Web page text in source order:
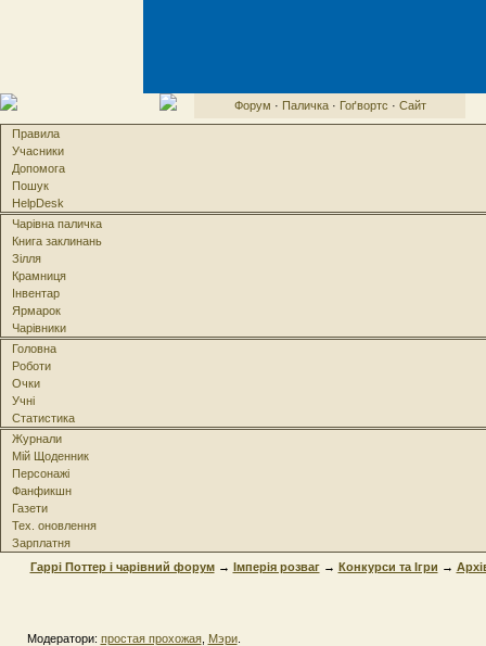
Форум · Паличка· Гоґвортс · Сайт
Правила
Учасники
Допомога
Пошук
HelpDesk
Чарівна паличка
Книга заклинань
Зілля
Крамниця
Інвентар
Ярмарок
Чарівники
Головна
Роботи
Очки
Учні
Статистика
Журнали
Мій Щоденник
Персонажі
Фанфикшн
Газети
Тех. оновлення
Зарплатня
Гаррі Поттер і чарівний форум→ Імперія розваг→ Конкурси та Iгри →
Модератори: простая прохожая, Мэри.